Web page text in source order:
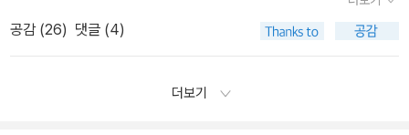
태 계속 꽂아만 두고 있는 [리뎀션]이지요. 흐흐. 69. 사기꾼 _ 에드
기꾼과 살인범의 멋진(?) 콜라보레이션(?).70. B컷 _ 김태형 외 6인
[파한집]을 또 기대할 수 있길 간절히 바라는 윤지운 쌤의 [무명기]!!!
고 답장도 받고 그랬었는데 ㅠㅠㅠㅠㅠㅠ [허쉬]를 실시간으로 읽던
톰>의 한 에피소드를 재해석해서 그린 작품. 로봇과 인간에 대한 성
적에 자객의 칼날은>, 요네자와 호노부 <두 사람의 거리 추정>도 구
공감 (26) 댓글 (4)
더보기